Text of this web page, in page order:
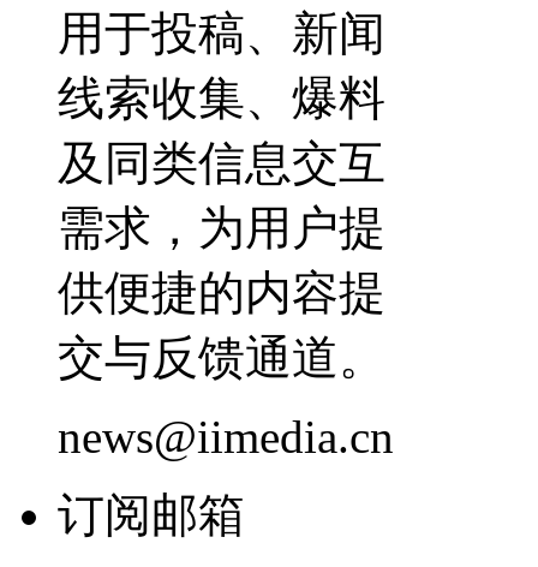
用于投稿、新闻
线索收集、爆料
及同类信息交互
需求，为用户提
供便捷的内容提
交与反馈通道。
news@iimedia.cn
订阅邮箱